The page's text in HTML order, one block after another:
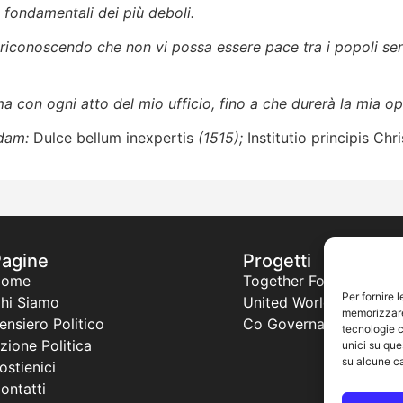
Per fornire
tecnologie
unici su
su alcune
dei più deboli.
che non vi possa essere pace tra i popoli
con ogni atto del mio ufficio, fino a che durerà la mia
Dulce bellum inexpertis (1515); Institutio principis
Siamo
Politico
Politica
Progetti
Together For a New
United World Project
Co Governance